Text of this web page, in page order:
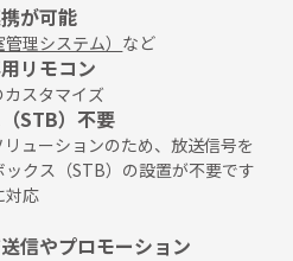
が可能
理システム） など
リモコン
スタマイズ
STB）不要
ューションのため、放送信号を
クス（STB）の設置が不要です
対応
信やプロモーション